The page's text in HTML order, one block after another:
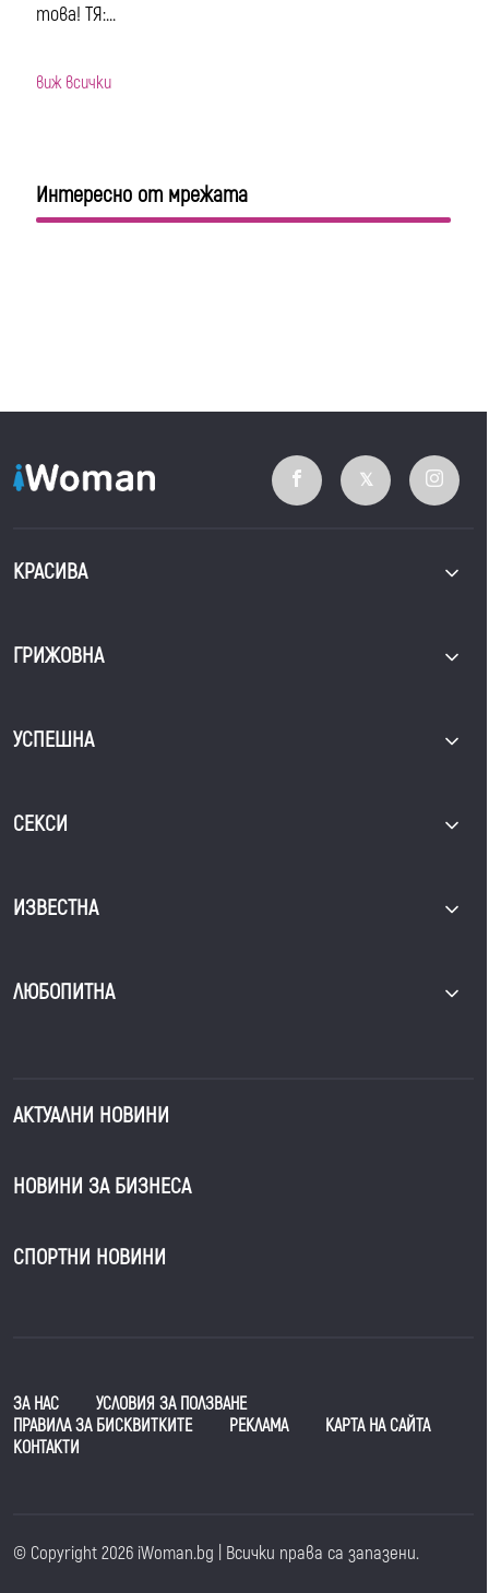
това! ТЯ:...
виж всички
Интересно от мрежата
КРАСИВА
ГРИЖОВНА
УСПЕШНА
СЕКСИ
ИЗВЕСТНА
ЛЮБОПИТНА
АКТУАЛНИ НОВИНИ
НОВИНИ ЗА БИЗНЕСА
СПОРТНИ НОВИНИ
ЗА НАС
УСЛОВИЯ ЗА ПОЛЗВАНЕ
ПРАВИЛА ЗА БИСКВИТКИТЕ
РЕКЛАМА
КАРТА НА САЙТА
КОНТАКТИ
© Copyright 2026 iWoman.bg | Всички права са запазени.